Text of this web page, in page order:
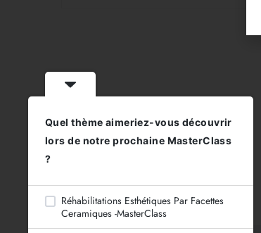
Additional information
Quel thème aimeriez-vous découvrir
lors de notre prochaine MasterClass
?
Réhabilitations Esthétiques Par Facettes
Ceramiques -MasterClass